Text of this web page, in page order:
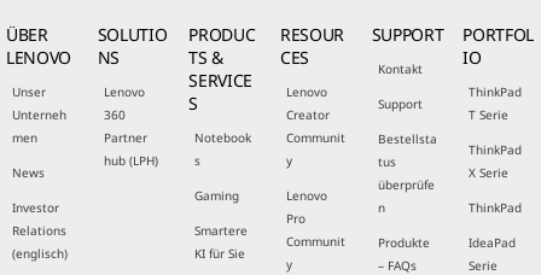
ÜBER
LENOVO
Unser
Unterneh
men
News
Investor
Relations
(englisch)
SOLUTIO
NS
Lenovo
360
Partner
hub (LPH)
PRODUC
TS &
SERVICE
S
Notebook
s
Gaming
Smartere
KI für Sie
RESOUR
CES
Lenovo
Creator
Communit
y
Lenovo
Pro
Communit
y
SUPPORT
Kontakt
Support
Bestellsta
tus
überprüfe
n
Produkte
– FAQs
PORTFOL
IO
ThinkPad
T Serie
ThinkPad
X Serie
ThinkPad
IdeaPad
Serie